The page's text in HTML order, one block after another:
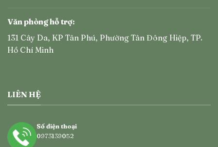
Văn phòng hỗ trợ:
131 Cây Da, KP Tân Phú, Phường Tân Đông Hiệp, TP.
Hồ Chí Minh
LIÊN HỆ
Số điện thoại
0973139052